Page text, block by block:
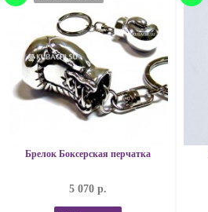
Брелок Боксерская перчатка
5 070 р.